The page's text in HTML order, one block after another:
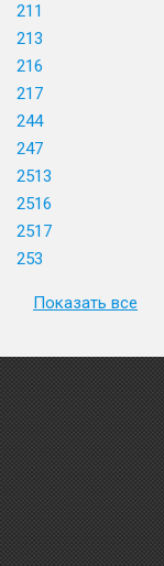
211
213
216
217
244
247
2513
2516
2517
253
Показать все